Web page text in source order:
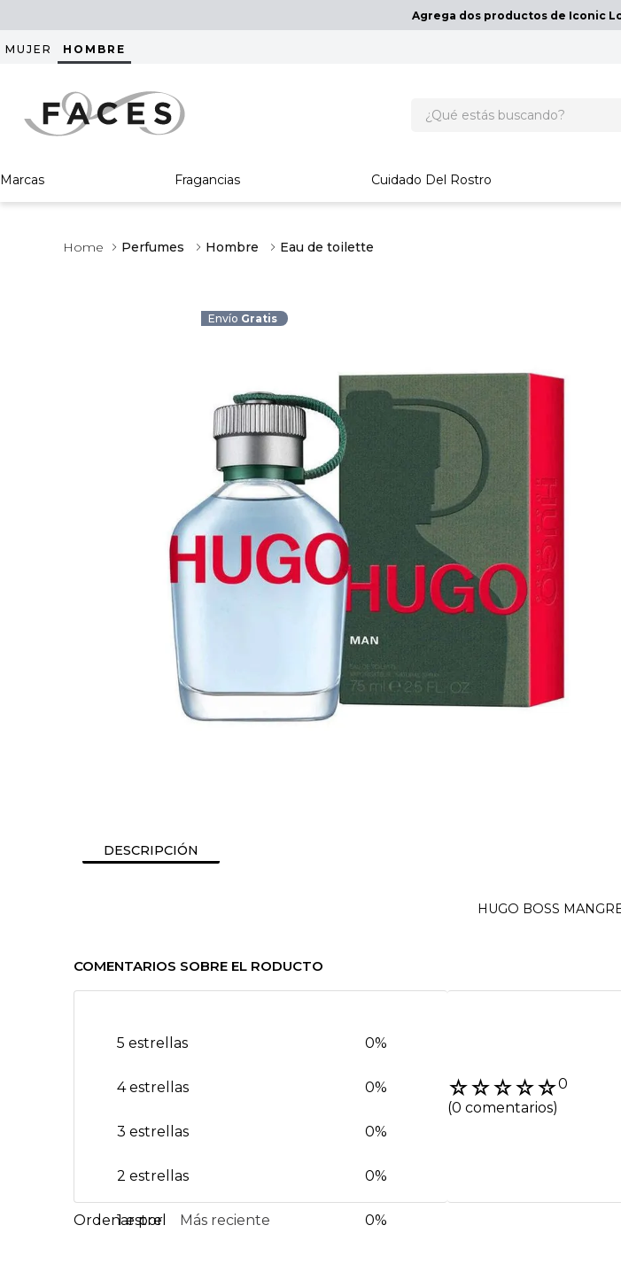
Agrega dos productos de Iconic
MUJER HOMBRE
Marcas Fragancias Cuidado Del Rostro
Perfumes Hombre Eau de toilette
Envío Gratis
DESCRIPCIÓN
HUGO BOSS
COMENTARIOS SOBRE EL RODUCTO
☆☆☆☆☆0
(0 comentarios)
5 estrellas 0%
4 estrellas 0%
3 estrellas 0%
2 estrellas 0%
1 estrella 0%
Más reciente